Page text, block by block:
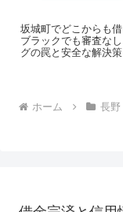
坂城町でどこからも借
ブラックでも審査な
グの罠と安全な解決策
ホーム 長野